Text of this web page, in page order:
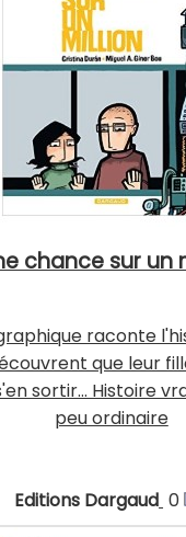
chance sur un
raconte
que leur
sortir... Histoire
peu ordinaire
Editions Dargaud 0